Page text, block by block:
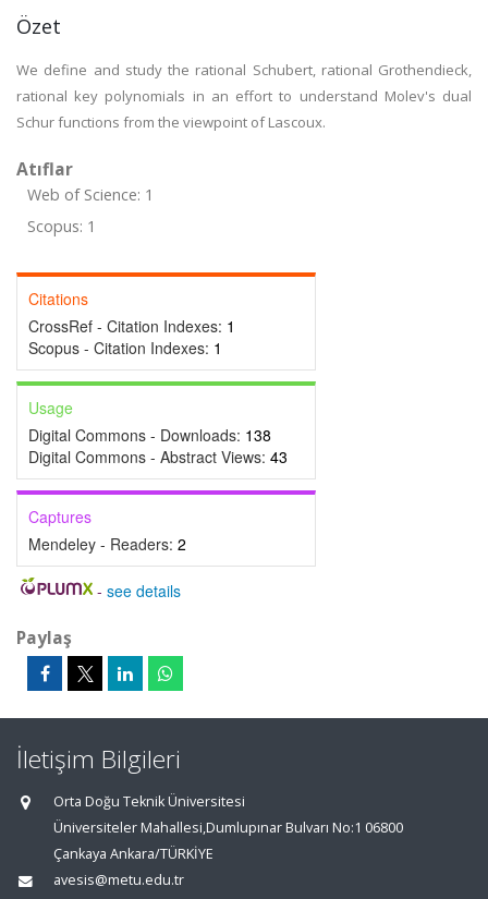
Özet
We define and study the rational Schubert, rational Grothendieck,
rational key polynomials in an effort to understand Molev's dual
Schur functions from the viewpoint of Lascoux.
Atıflar
Web of Science: 1
Scopus: 1
Citations
CrossRef - Citation Indexes: 1
Scopus - Citation Indexes: 1
Usage
Digital Commons - Downloads: 138
Digital Commons - Abstract Views: 43
Captures
Mendeley - Readers: 2
- see details
Paylaş
İletişim Bilgileri
Orta Doğu Teknik Üniversitesi
Üniversiteler Mahallesi,Dumlupınar Bulvarı No:1 06800
Çankaya Ankara/TÜRKİYE
avesis@metu.edu.tr